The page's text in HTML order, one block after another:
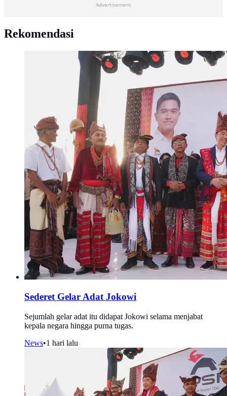
Advertisement
Rekomendasi
Sederet Gelar Adat Jokowi
Sejumlah gelar adat itu didapat Jokowi selama menjabat
kepala negara hingga purna tugas.
News•1 hari lalu